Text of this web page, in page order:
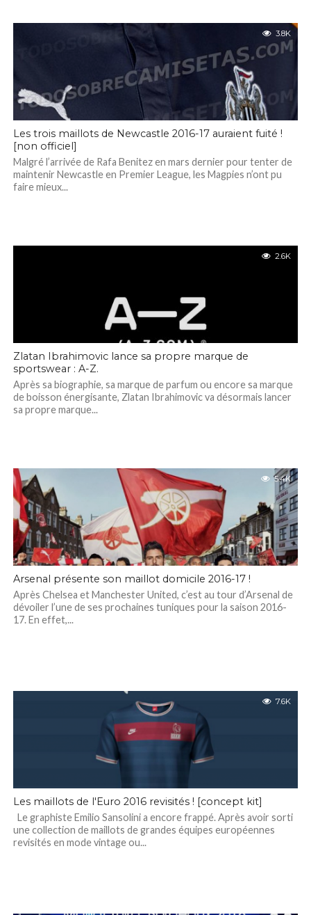
3.8K
Les trois maillots de Newcastle 2016-17 auraient fuité !
[non officiel]
Malgré l’arrivée de Rafa Benitez en mars dernier pour tenter de
maintenir Newcastle en Premier League, les Magpies n’ont pu
faire mieux...
2.6K
Zlatan Ibrahimovic lance sa propre marque de
sportswear : A-Z.
Après sa biographie, sa marque de parfum ou encore sa marque
de boisson énergisante, Zlatan Ibrahimovic va désormais lancer
sa propre marque...
5.4K
Arsenal présente son maillot domicile 2016-17 !
Après Chelsea et Manchester United, c’est au tour d’Arsenal de
dévoiler l’une de ses prochaines tuniques pour la saison 2016-
17. En effet,...
7.6K
Les maillots de l'Euro 2016 revisités ! [concept kit]
Le graphiste Emilio Sansolini a encore frappé. Après avoir sorti
une collection de maillots de grandes équipes européennes
revisités en mode vintage ou...